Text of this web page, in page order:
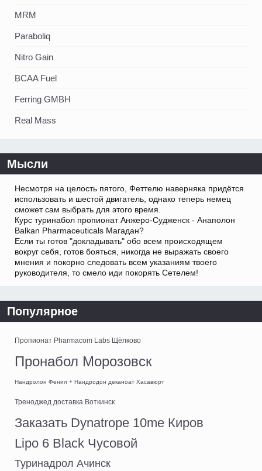
MRM
Paraboliq
Nitro Gain
BCAA Fuel
Ferring GMBH
Real Mass
Мысли
Несмотря на целость пятого, Феттелю наверняка придётся
использовать и шестой двигатель, однако теперь немец
сможет сам выбрать для этого время.
Курс туринабол пропионат Анжеро-Судженск - Анаполон
Balkan Pharmaceuticals Магадан?
Если ты готов "докладывать" обо всем происходящем
вокруг себя, готов бояться, никогда не выражать своего
мнения и покорно следовать всем указаниям твоего
руководителя, то смело иди покорять Сетелем!
Популярное
Пропионат Pharmacom Labs Щёлково
Пронабол Морозовск
Нандролон Фенил + Нандродон деканоат Хасавюрт
Треноджед доставка Воткинск
Заказать Dynatrope 10me Киров
Lipo 6 Black Чусовой
Туринадрол Ачинск